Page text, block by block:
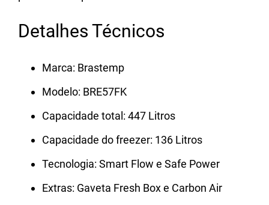
Detalhes Técnicos
Marca: Brastemp
Modelo: BRE57FK
Capacidade total: 447 Litros
Capacidade do freezer: 136 Litros
Tecnologia: Smart Flow e Safe Power
Extras: Gaveta Fresh Box e Carbon Air